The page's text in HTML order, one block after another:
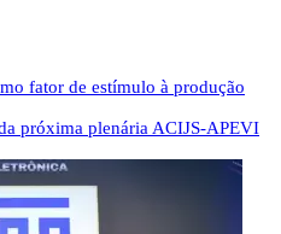
fator de estímulo à produção
próxima plenária ACIJS-APEVI